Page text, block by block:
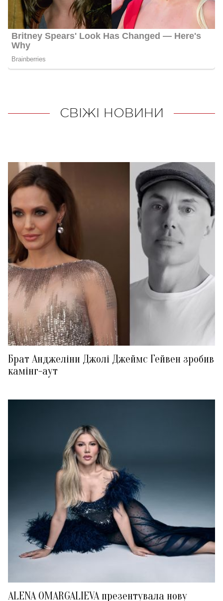
СВІЖІ НОВИНИ
Брат Анджеліни Джолі Джеймс Гейвен зробив
камінг-аут
ALENA OMARGALIEVA презентувала нову